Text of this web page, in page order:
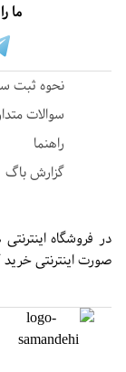
ما
نحوه ثبت
سوالات
راهنما
گزارش باگ
در فروشگاه
صورت اینترنتی